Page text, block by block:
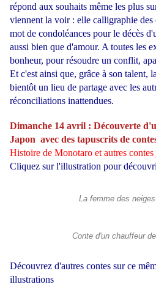
répond aux souhaits même les plus
viennent la voir : elle calligraphie des
mot de condoléances pour le décès
aussi bien que d'amour. A toutes les
bonheur, pour résoudre un conflit,
Et c'est ainsi que, grâce à son talent,
bientôt un lieu de partage avec les
réconciliations inattendues.
Dimanche 14 avril : Découverte
Japon avec des tapuscrits de
Histoire de Monotaro et autres contes
Cliquez sur l'illustration pour
La femme des
Conte d'un chauffeur
Découvrez d'autres contes sur ce
illustrations